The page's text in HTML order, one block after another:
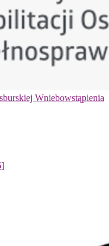
Wniebowstąpienia